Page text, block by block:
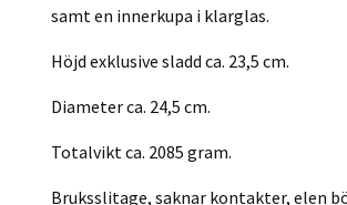
samt en innerkupa i klarglas.
Höjd exklusive sladd ca. 23,5 cm.
Diameter ca. 24,5 cm.
Totalvikt ca. 2085 gram.
Bruksslitage, saknar kontakter, elen